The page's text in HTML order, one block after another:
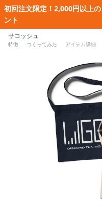
初回注文限定！2,000円以上
ント
サコッシュ
特徴 つくってみた アイテム詳細